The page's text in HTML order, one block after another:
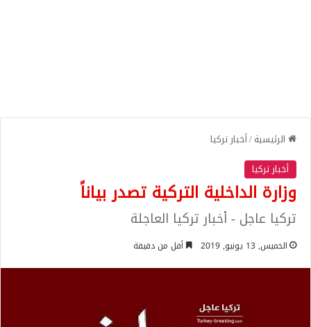
الرئيسية/أخبار تركيا
أخبار تركيا
وزارة الداخلية التركية تصدر بياناً
تركيا عاجل - أخبار تركيا العاجلة
الخميس, 13 يونيو, 2019 أقل من دقيقة